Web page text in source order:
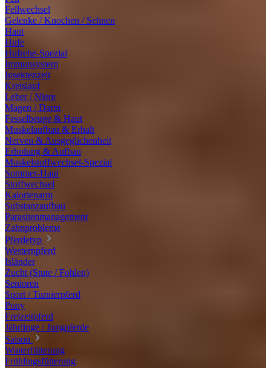
Fellwechsel
Gelenke / Knochen / Sehnen
Haut
Hufe
Hufrehe-Spezial
Immunsystem
Insektenzeit
Kreislauf
Leber / Niere
Magen / Darm
Fesselbeuge & Haut
Muskelaufbau & Erhalt
Nerven & Ausgeglichenheit
Erholung & Aufbau
Muskelstoffwechsel-Spezial
Sommer-Haut
Stoffwechsel
Kalorienarm
Substanzaufbau
Parasitenmanagement
Zahnprobleme
Pferdetyp
Westernpferd
Isländer
Zucht (Stute / Fohlen)
Senioren
Sport / Turnierpferd
Pony
Freizeitpferd
Jährlinge / Jungpferde
Saison
Winterfütterung
Frühlingsfütterung